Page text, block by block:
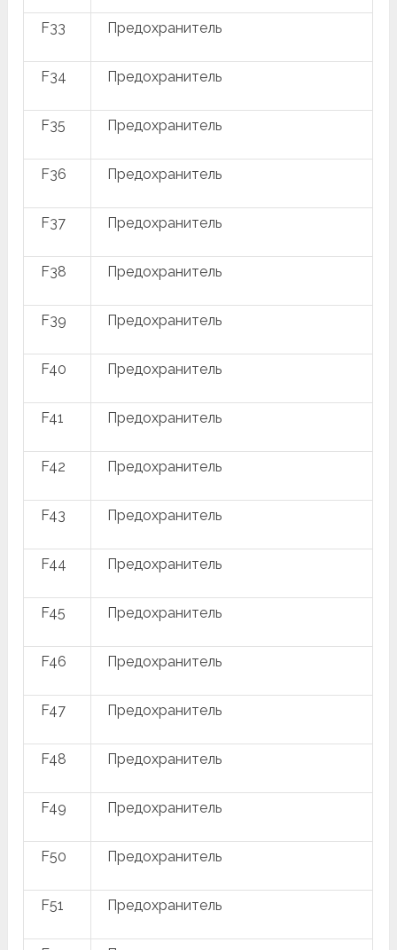
F33 Предохранитель
F34 Предохранитель
F35 Предохранитель
F36 Предохранитель
F37 Предохранитель
F38 Предохранитель
F39 Предохранитель
F40 Предохранитель
F41 Предохранитель
F42 Предохранитель
F43 Предохранитель
F44 Предохранитель
F45 Предохранитель
F46 Предохранитель
F47 Предохранитель
F48 Предохранитель
F49 Предохранитель
F50 Предохранитель
F51 Предохранитель